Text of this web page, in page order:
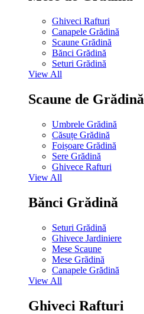
Ghiveci Rafturi
Canapele Grădină
Scaune Grădină
Bănci Grădină
Seturi Grădină
View All
Scaune de Grădină
Umbrele Grădină
Căsuțe Grădină
Foișoare Grădină
Sere Grădină
Ghivece Rafturi
View All
Bănci Grădină
Seturi Grădină
Ghivece Jardiniere
Mese Scaune
Mese Grădină
Canapele Grădină
View All
Ghiveci Rafturi